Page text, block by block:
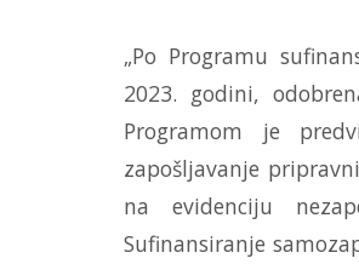
„Po Programu
2023. godini,
Programom je
zapošljavanje
na evidenciju
Sufinansiranje